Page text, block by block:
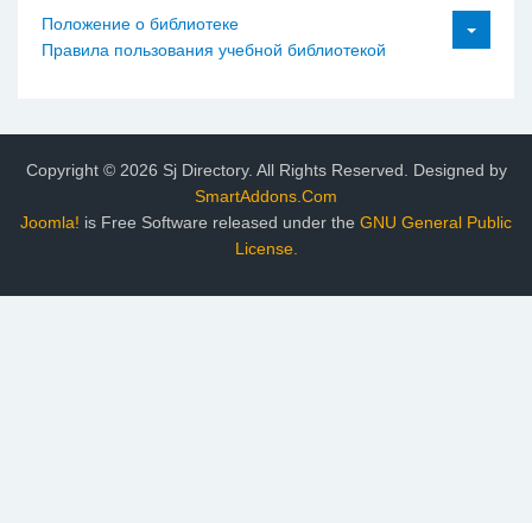
Положение о библиотеке
Правила пользования учебной библиотекой
Copyright © 2026 Sj Directory. All Rights Reserved. Designed by
SmartAddons.Com
Joomla! is Free Software released under the GNU General Public
License.